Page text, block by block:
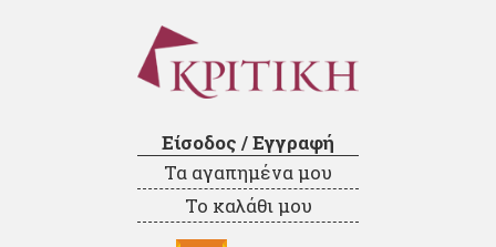
Είσοδος / Εγγραφή
Τα αγαπημένα μου
Το καλάθι μου